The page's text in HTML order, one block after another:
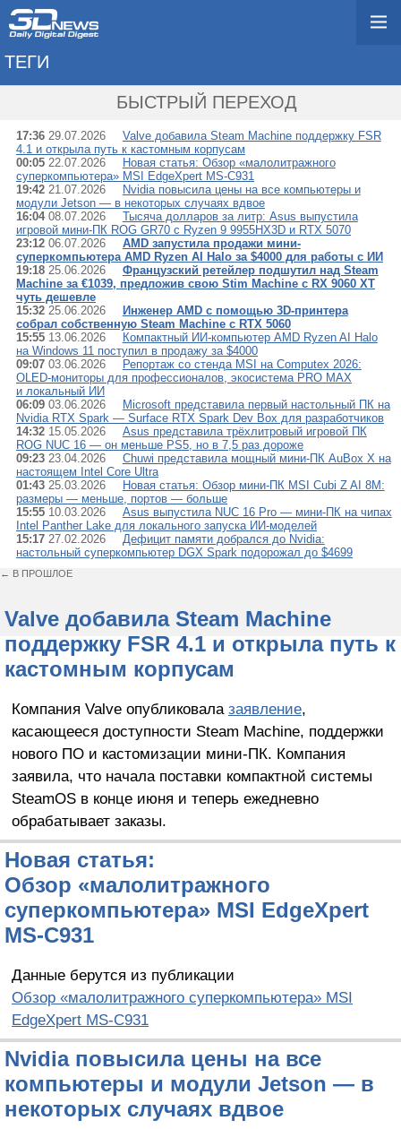
ТЕГИ
БЫСТРЫЙ ПЕРЕХОД
17:36 29.07.2026
Valve добавила Steam Machine поддержку FSR
4.1 и открыла путь к кастомным корпусам
00:05 22.07.2026
Новая статья: Обзор «малолитражного
суперкомпьютера» MSI EdgeXpert MS-C931
19:42 21.07.2026
Nvidia повысила цены на все компьютеры и
модули Jetson — в некоторых случаях вдвое
16:0408.07.2026
Тысяча долларов за литр: Asus выпустила
игровой мини-ПК ROG GR70 с Ryzen 9 9955HX3D и RTX 5070
23:12 06.07.2026
AMD запустила продажи мини-
суперкомпьютера AMD Ryzen AI Halo за $4000 для работы с ИИ
19:18 25.06.2026
Французский ретейлер подшутил над Steam
Machine за €1039, предложив свою Stim Machine c RX 9060 XT
чуть дешевле
15:32 25.06.2026
Инженер AMD с помощью 3D-принтера
собрал собственную Steam Machine с RTX 5060
15:55 13.06.2026
Компактный ИИ-компьютер AMD Ryzen AI Halo
на Windows 11 поступил в продажу за $4000
09:07 03.06.2026
Репортаж со стенда MSI на Computex 2026:
OLED-мониторы для профессионалов, экосистема PRO MAX
и локальный ИИ
06:09 03.06.2026
Microsoft представила первый настольный ПК на
Nvidia RTX Spark — Surface RTX Spark Dev Box для разработчиков
14:32 15.05.2026
Asus представила трёхлитровый игровой ПК
ROG NUC 16 — он меньше PS5, но в 7,5 раз дороже
09:23 23.04.2026
Chuwi представила мощный мини-ПК AuBox X на
настоящем Intel Core Ultra
01:43 25.03.2026
Новая статья: Обзор мини-ПК MSI Cubi Z AI 8M:
размеры — меньше, портов — больше
15:55 10.03.2026
Asus выпустила NUC 16 Pro — мини-ПК на чипах
Intel Panther Lake для локального запуска ИИ-моделей
15:17 27.02.2026
Дефицит памяти добрался до Nvidia:
настольный суперкомпьютер DGX Spark подорожал до $4699
← В ПРОШЛОЕ
Valve добавила Steam Machine
поддержку FSR 4.1 и открыла путь к
кастомным корпусам
Компания Valve опубликовала заявление,
касающееся доступности Steam Machine, поддержки
нового ПО и кастомизации мини-ПК. Компания
заявила, что начала поставки компактной системы
SteamOS в конце июня и теперь ежедневно
обрабатывает заказы.
Новая статья:
Обзор «малолитражного
суперкомпьютера» MSI EdgeXpert
MS-C931
Данные берутся из публикации
Обзор «малолитражного суперкомпьютера» MSI
EdgeXpert MS-C931
Nvidia повысила цены на все
компьютеры и модули Jetson — в
некоторых случаях вдвое